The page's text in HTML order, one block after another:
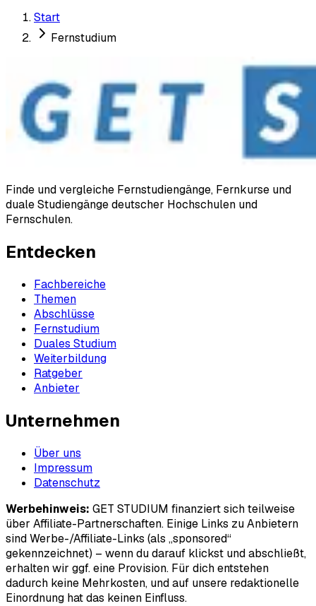
Start
Fernstudium
Finde und vergleiche Fernstudiengänge, Fernkurse und
duale Studiengänge deutscher Hochschulen und
Fernschulen.
Entdecken
Fachbereiche
Themen
Abschlüsse
Fernstudium
Duales Studium
Weiterbildung
Ratgeber
Anbieter
Unternehmen
Über uns
Impressum
Datenschutz
Werbehinweis: GET STUDIUM finanziert sich teilweise
über Affiliate-Partnerschaften. Einige Links zu Anbietern
sind Werbe-/Affiliate-Links (als „sponsored“
gekennzeichnet) – wenn du darauf klickst und abschließt,
erhalten wir ggf. eine Provision. Für dich entstehen
dadurch keine Mehrkosten, und auf unsere redaktionelle
Einordnung hat das keinen Einfluss.